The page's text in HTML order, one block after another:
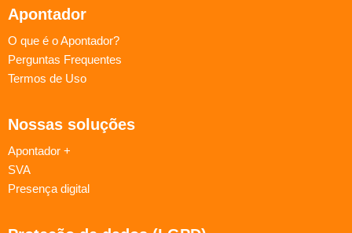
Apontador
O que é o Apontador?
Perguntas Frequentes
Termos de Uso
Nossas soluções
Apontador +
SVA
Presença digital